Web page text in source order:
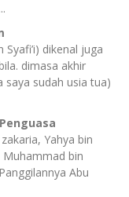
dikenal juga
dimasa akhir
saya sudah usia tua)
Yahya bin
Muhammad bin
Abu